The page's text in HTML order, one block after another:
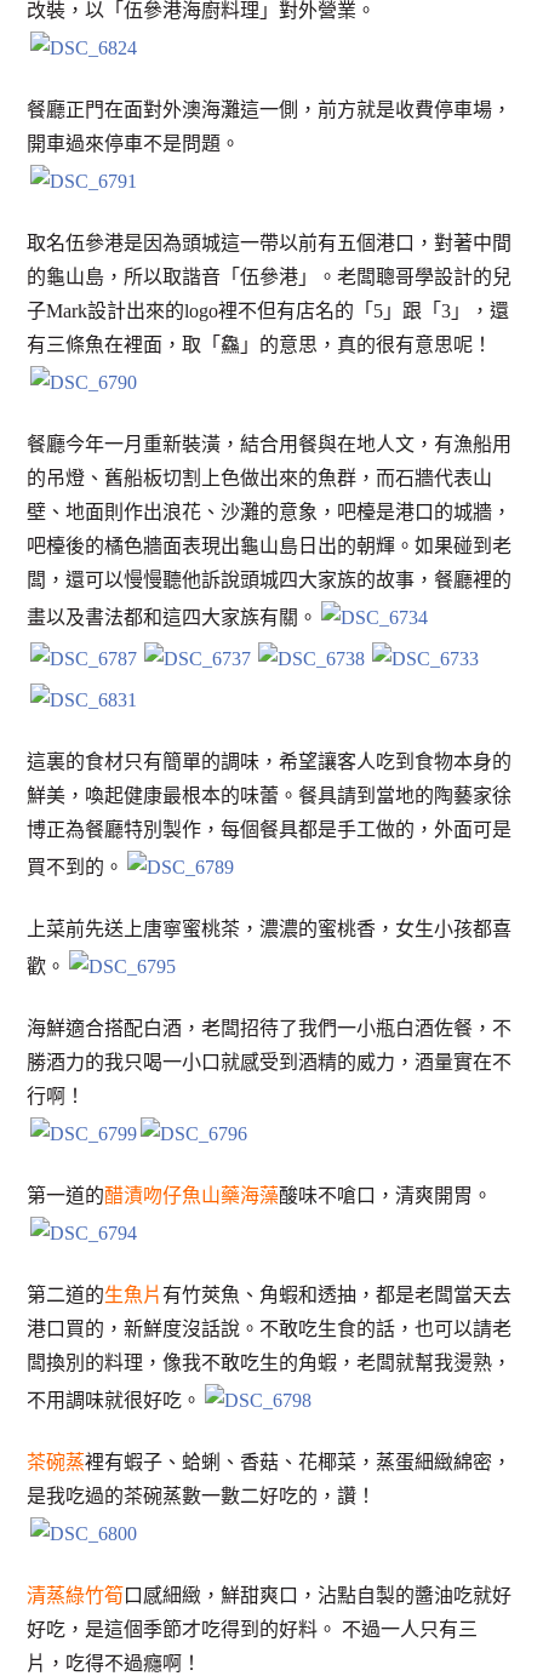
改裝，以「伍參港海廚料理」對外營業。
餐廳正門在面對外澳海灘這一側，前方就是收費停車場，
開車過來停車不是問題。
取名伍參港是因為頭城這一帶以前有五個港口，對著中間
的龜山島，所以取諧音「伍參港」。老闆聰哥學設計的兒
子Mark設計出來的logo裡不但有店名的「5」跟「3」，還
有三條魚在裡面，取「鱻」的意思，真的很有意思呢！
餐廳今年一月重新裝潢，結合用餐與在地人文，有漁船用
的吊燈、舊船板切割上色做出來的魚群，而石牆代表山
壁、地面則作出浪花、沙灘的意象，吧檯是港口的城牆，
吧檯後的橘色牆面表現出龜山島日出的朝輝。如果碰到老
闆，還可以慢慢聽他訴說頭城四大家族的故事，餐廳裡的
畫以及書法都和這四大家族有關。
這裏的食材只有簡單的調味，希望讓客人吃到食物本身的
鮮美，喚起健康最根本的味蕾。餐具請到當地的陶藝家徐
博正為餐廳特別製作，每個餐具都是手工做的，外面可是
買不到的。
上菜前先送上唐寧蜜桃茶，濃濃的蜜桃香，女生小孩都喜
歡。
海鮮適合搭配白酒，老闆招待了我們一小瓶白酒佐餐，不
勝酒力的我只喝一小口就感受到酒精的威力，酒量實在不
行啊！
第一道的醋漬吻仔魚山藥海藻酸味不嗆口，清爽開胃。
第二道的生魚片 有竹莢魚、角蝦和透抽，都是老闆當天去
港口買的，新鮮度沒話說。不敢吃生食的話，也可以請老
闆換別的料理，像我不敢吃生的角蝦，老闆就幫我燙熟，
不用調味就很好吃。
茶碗蒸裡有蝦子、蛤蜊、香菇、花椰菜，蒸蛋細緻綿密，
是我吃過的茶碗蒸數一數二好吃的，讚！
清蒸綠竹筍 口感細緻，鮮甜爽口，沾點自製的醬油吃就好
好吃，是這個季節才吃得到的好料。 不過一人只有三
片，吃得不過癮啊！